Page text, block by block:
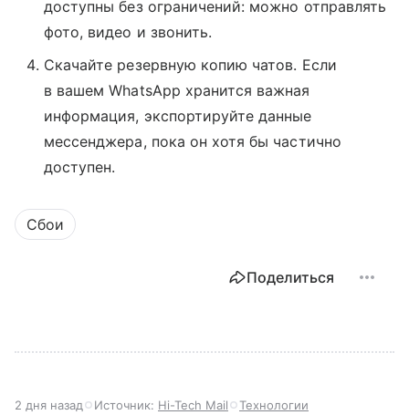
доступны без ограничений: можно отправлять
фото, видео и звонить.
Скачайте резервную копию чатов. Если
в вашем WhatsApp хранится важная
информация, экспортируйте данные
мессенджера, пока он хотя бы частично
доступен.
Сбои
Поделиться
2 дня назад Источник: Hi-Tech Mail Технологии